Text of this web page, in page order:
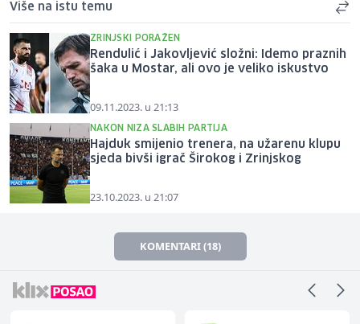
Više na istu temu
ZRINJSKI PORAŽEN
Rendulić i Jakovljević složni: Idemo praznih
šaka u Mostar, ali ovo je veliko iskustvo
09.11.2023. u 21:13
NAKON NIZA SLABIH PARTIJA
Hajduk smijenio trenera, na užarenu klupu
sjeda bivši igrač Širokog i Zrinjskog
23.10.2023. u 21:07
KOMENTARI (18)